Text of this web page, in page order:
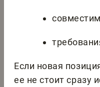
Если новая
ее не стоит сразу